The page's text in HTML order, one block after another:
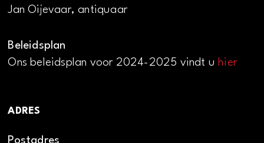
Jan Oijevaar, antiquaar
Beleidsplan
Ons beleidsplan voor 2024-2025 vindt u hier
ADRES